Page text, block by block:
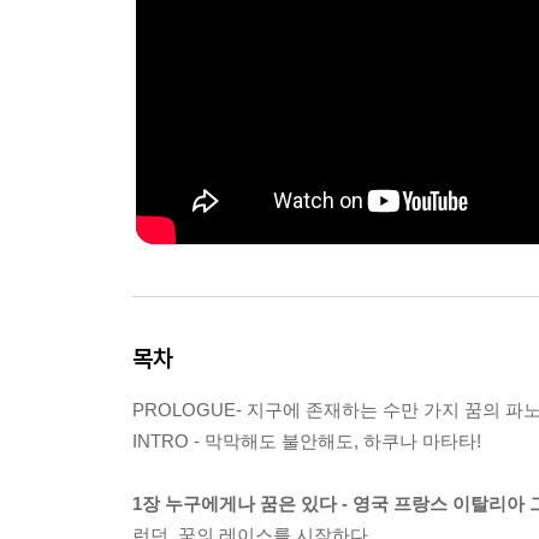
목차
PROLOGUE- 지구에 존재하는 수만 가지 꿈의 파
INTRO - 막막해도 불안해도, 하쿠나 마타타!
1장 누구에게나 꿈은 있다 - 영국 프랑스 이탈리아
런던, 꿈의 레이스를 시작하다